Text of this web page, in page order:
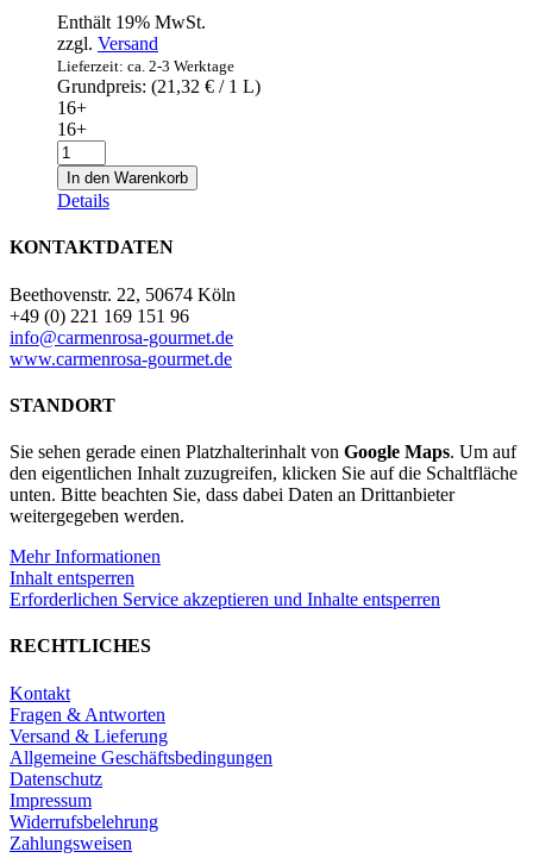
Enthält 19% MwSt.
zzgl. Versand
Lieferzeit: ca. 2-3 Werktage
Grundpreis: (21,32 € / 1 L)
16+
16+
Alegrías
by
Laurana
0,75l
In den Warenkorb
Details
KONTAKTDATEN
Beethovenstr. 22, 50674 Köln
+49 (0) 221 169 151 96
info@carmenrosa-gourmet.de
www.carmenrosa-gourmet.de
STANDORT
Sie sehen gerade einen Platzhalterinhalt von Google Maps. Um auf
den eigentlichen Inhalt zuzugreifen, klicken Sie auf die Schaltfläche
unten. Bitte beachten Sie, dass dabei Daten an Drittanbieter
weitergegeben werden.
Mehr Informationen
Inhalt entsperren
Erforderlichen Service akzeptieren und Inhalte entsperren
RECHTLICHES
Kontakt
Fragen & Antworten
Versand & Lieferung
Allgemeine Geschäftsbedingungen
Datenschutz
Impressum
Widerrufsbelehrung
Zahlungsweisen